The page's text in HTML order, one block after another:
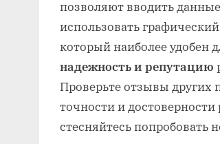
позволяют вводить
использовать
который наиболее удобен
надежность и репутацию
Проверьте отзывы других
точности и достоверности
стесняйтесь попробовать